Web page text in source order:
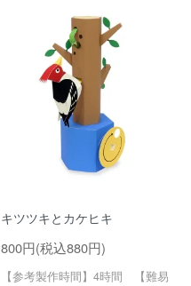
キツツキとカケヒキ
800円(税込880円)
【参考製作時間】4時間 【難易